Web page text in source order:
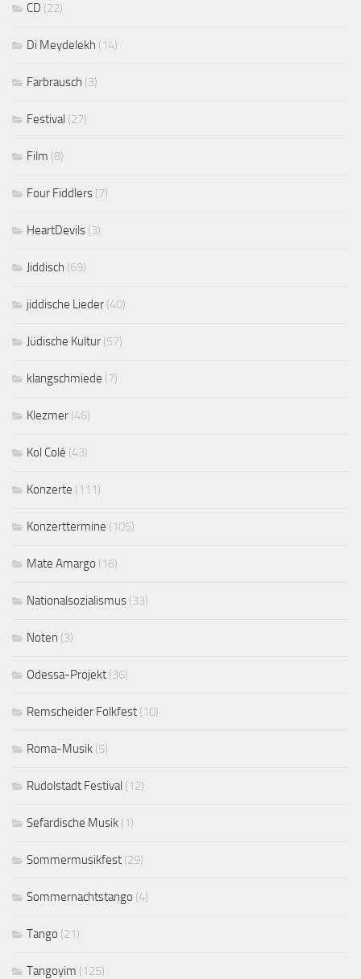
CD (22)
Di Meydelekh (14)
Farbrausch (3)
Festival (27)
Film (8)
Four Fiddlers (7)
HeartDevils (3)
Jiddisch (69)
jiddische Lieder (40)
Jüdische Kultur (57)
klangschmiede (7)
Klezmer (46)
Kol Colé (43)
Konzerte (111)
Konzerttermine (105)
Mate Amargo (16)
Nationalsozialismus (33)
Noten (3)
Odessa-Projekt (36)
Remscheider Folkfest (10)
Roma-Musik (5)
Rudolstadt Festival (12)
Sefardische Musik (1)
Sommermusikfest (29)
Sommernachtstango (4)
Tango (21)
Tangoyim (125)